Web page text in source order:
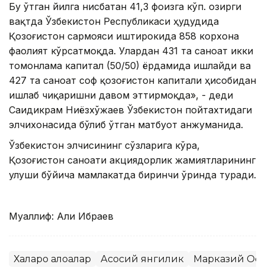
Бу ўтган йилга нисбатан 41,3 фоизга кўп. Ҳозирги
вақтда Ўзбекистон Республикаси ҳудудида
Қозоғистон сармояси иштирокида 858 корхона
фаолият кўрсатмоқда. Улардан 431 та саноат икки
томонлама капитал (50/50) ёрдамида ишлайди ва
427 та саноат соф қозоғистон капитали ҳисобидан
ишлаб чиқаришни давом эттирмоқда», - деди
Саидикрам Ниёзхўжаев Ўзбекистон пойтахтидаги
элчихонасида бўлиб ўтган матбуот анжуманида.
Ўзбекистон элчисининг сўзларига кўра,
Қозоғистон саноати акциядорлик жамиятларининг
улуши бўйича мамлакатда биринчи ўринда туради.
Муаллиф: Али Ибраев
Халқаро алоқалар Асосий янгилик Марказий